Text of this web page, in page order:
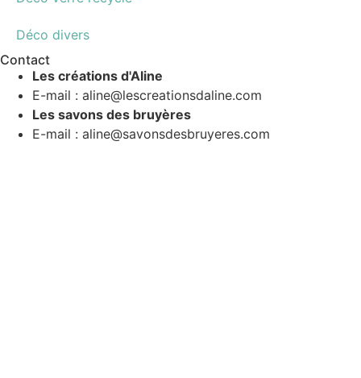
Déco divers
Contact
Les créations d'Aline
E-mail : aline@lescreationsdaline.com
Les savons des bruyères
E-mail : aline@savonsdesbruyeres.com